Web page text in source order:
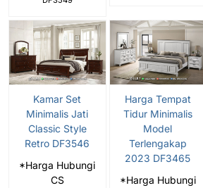
Kamar Set
Minimalis Jati
Classic Style
Retro DF3546
*Harga Hubungi
CS
Harga Tempat
Tidur Minimalis
Model
Terlengakap
2023 DF3465
*Harga Hubungi